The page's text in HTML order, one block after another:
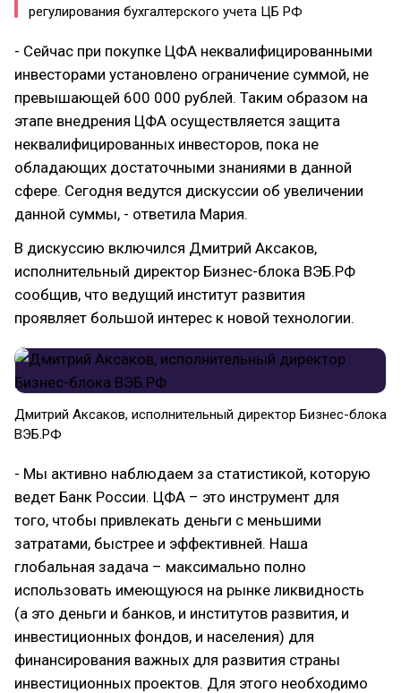
регулирования бухгалтерского учета ЦБ РФ
- Сейчас при покупке ЦФА неквалифицированными
инвесторами установлено ограничение суммой, не
превышающей 600 000 рублей. Таким образом на
этапе внедрения ЦФА осуществляется защита
неквалифицированных инвесторов, пока не
обладающих достаточными знаниями в данной
сфере. Сегодня ведутся дискуссии об увеличении
данной суммы, - ответила Мария.
В дискуссию включился Дмитрий Аксаков,
исполнительный директор Бизнес-блока ВЭБ.РФ
сообщив, что ведущий институт развития
проявляет большой интерес к новой технологии.
Дмитрий Аксаков, исполнительный директор Бизнес-блока
ВЭБ.РФ
- Мы активно наблюдаем за статистикой, которую
ведет Банк России. ЦФА – это инструмент для
того, чтобы привлекать деньги с меньшими
затратами, быстрее и эффективней. Наша
глобальная задача – максимально полно
использовать имеющуюся на рынке ликвидность
(а это деньги и банков, и институтов развития, и
инвестиционных фондов, и населения) для
финансирования важных для развития страны
инвестиционных проектов. Для этого необходимо